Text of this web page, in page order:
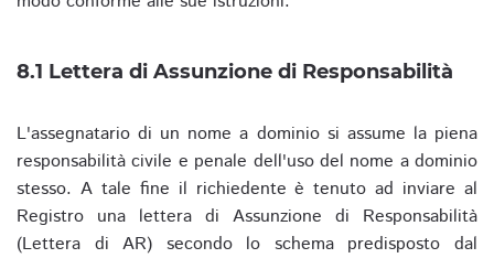
8.1 Lettera di Assunzione di Responsabilità
L'assegnatario di un nome a dominio si assume la piena
responsabilità civile e penale dell'uso del nome a dominio
stesso. A tale fine il richiedente è tenuto ad inviare al
Registro una lettera di Assunzione di Responsabilità
(Lettera di AR) secondo lo schema predisposto dal